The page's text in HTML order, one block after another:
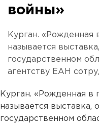
войны»
Курган. «Рожденная
называется
государственном
агентству ЕАН
Курган. «Рожденная в
называется выставка,
государственном